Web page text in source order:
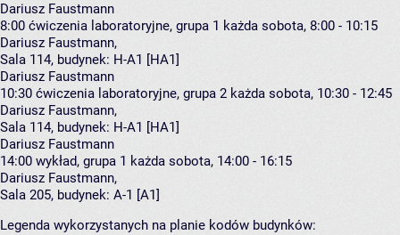
Dariusz Faustmann
8:00 ćwiczenia laboratoryjne, grupa 1 każda sobota, 8:00 - 10:15
Dariusz Faustmann,
Sala 114, budynek: H-A1 [HA1]
Dariusz Faustmann
10:30 ćwiczenia laboratoryjne, grupa 2 każda sobota, 10:30 - 12:45
Dariusz Faustmann,
Sala 114, budynek: H-A1 [HA1]
Dariusz Faustmann
14:00 wykład, grupa 1 każda sobota, 14:00 - 16:15
Dariusz Faustmann,
Sala 205, budynek: A-1 [A1]
Legenda wykorzystanych na planie kodów budynków: